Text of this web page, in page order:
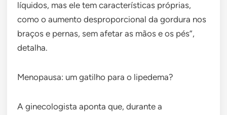
líquidos, mas ele tem características próprias,
como o aumento desproporcional da gordura nos
braços e pernas, sem afetar as mãos e os pés”,
detalha.
Menopausa: um gatilho para o lipedema?
A ginecologista aponta que, durante a